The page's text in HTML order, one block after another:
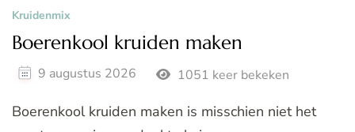
Kruidenmix
Boerenkool kruiden maken
9 augustus 2026 1051 keer bekeken
Boerenkool kruiden maken is misschien niet het